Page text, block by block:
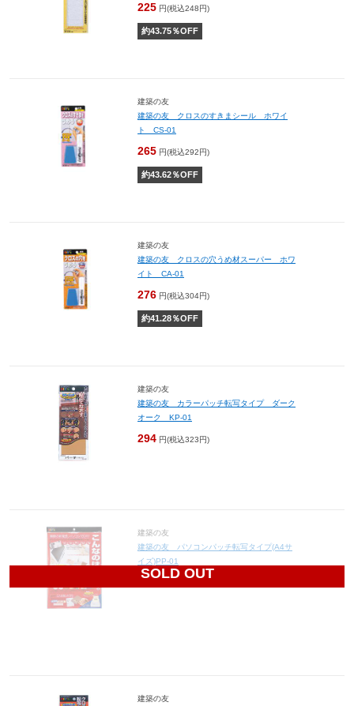
225 円(税込248円)
約43.75％OFF
建築の友
建築の友 クロスのすきまシール ホワイ
ト CS-01
265 円(税込292円)
約43.62％OFF
建築の友
建築の友 クロスの穴うめ材スーパー ホワ
イト CA-01
276 円(税込304円)
約41.28％OFF
建築の友
建築の友 カラーパッチ転写タイプ ダーク
オーク KP-01
294 円(税込323円)
SOLD OUT
建築の友
建築の友 パソコンパッチ転写タイプ(A4サ
イズ)PP-01
1,365
建築の友